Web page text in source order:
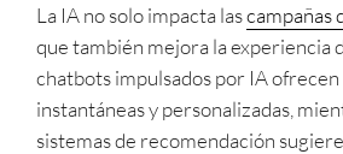
La IA no solo impacta lascampañas
que también mejora la experiencia
chatbots impulsados por IA
instantáneas y personalizadas,
sistemas de recomendación